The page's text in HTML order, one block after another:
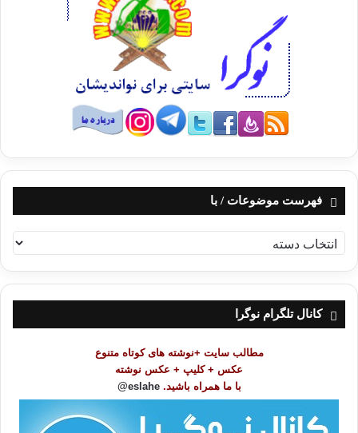
فهرست موضوعات / با
ه
ر
کانال تلگرام نوگرا
مطالب سایت +نوشته های کوتاه متنوع
عکس + کلیپ + عکس نوشته
با ما همراه باشید. eslahe@